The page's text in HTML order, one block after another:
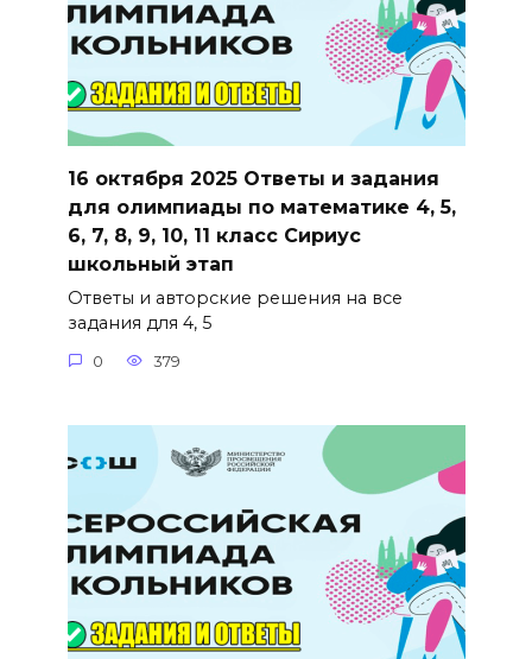
16 октября 2025 Ответы и задания
для олимпиады по математике 4, 5,
6, 7, 8, 9, 10, 11 класс Сириус
школьный этап
Ответы и авторские решения на все
задания для 4, 5
0 379